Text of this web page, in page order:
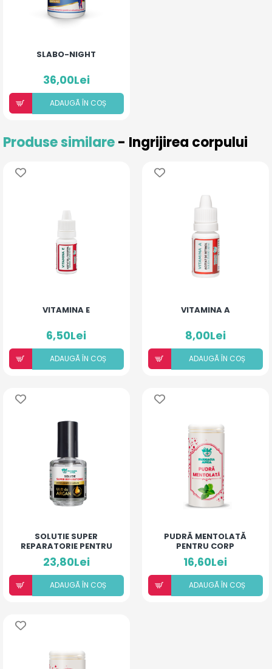
SLABO-NIGHT
36,00Lei
ADAUGÃ ÎN COȘ
Produse similare- Ingrijirea corpului
VITAMINA E
6,50Lei
ADAUGÃ ÎN COȘ
VITAMINA A
8,00Lei
ADAUGÃ ÎN COȘ
SOLUTIE SUPER
REPARATORIE PENTRU
UNGHII
23,80Lei
ADAUGÃ ÎN COȘ
PUDRĂ MENTOLATĂ
PENTRU CORP
16,60Lei
ADAUGÃ ÎN COȘ